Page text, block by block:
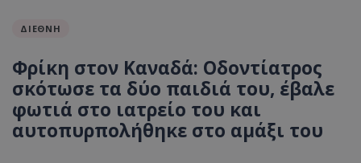
ΔΙΕΘΝΗ
Φρίκη στον Καναδά: Οδοντίατρος
σκότωσε τα δύο παιδιά του, έβαλε
φωτιά στο ιατρείο του και
αυτοπυρπολήθηκε στο αμάξι του